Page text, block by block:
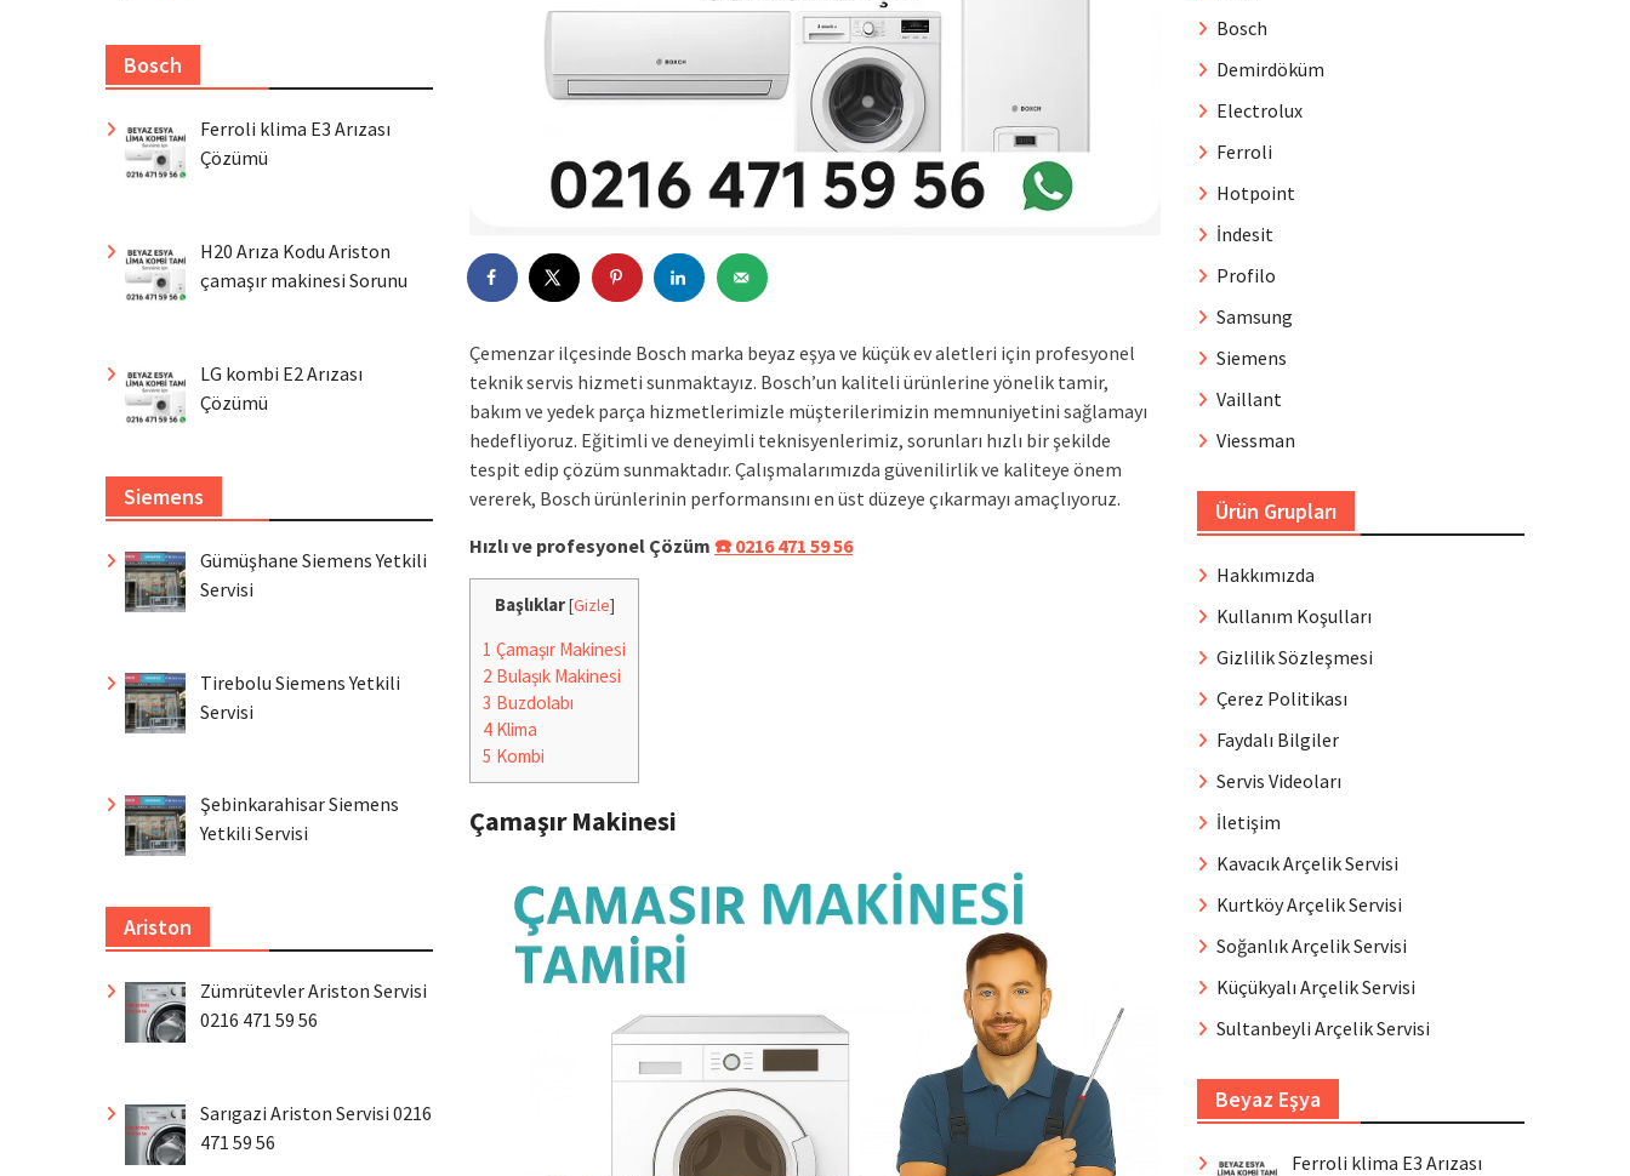
Çemenzar ilçesinde Bosch marka beyaz eşya ve küçük ev aletleri için profesyonel
teknik servis hizmeti sunmaktayız. Bosch’un kaliteli ürünlerine yönelik tamir,
bakım ve yedek parça hizmetlerimizle müşterilerimizin memnuniyetini sağlamayı
hedefliyoruz. Eğitimli ve deneyimli teknisyenlerimiz, sorunları hızlı bir şekilde
tespit edip çözüm sunmaktadır. Çalışmalarımızda güvenilirlik ve kaliteye önem
vererek, Bosch ürünlerinin performansını en üst düzeye çıkarmayı amaçlıyoruz.
Hızlı ve profesyonel Çözüm ☎️ 0216 471 59 56
Başlıklar [Gizle]
1 Çamaşır Makinesi
2 Bulaşık Makinesi
3 Buzdolabı
4 Klima
5 Kombi
Çamaşır Makinesi
Bosch
Demirdöküm
Electrolux
Ferroli
Hotpoint
İndesit
Profilo
Samsung
Siemens
Vaillant
Viessman
Ürün Grupları
Hakkımızda
Kullanım Koşulları
Gizlilik Sözleşmesi
Çerez Politikası
Faydalı Bilgiler
Servis Videoları
İletişim
Kavacık Arçelik Servisi
Kurtköy Arçelik Servisi
Soğanlık Arçelik Servisi
Küçükyalı Arçelik Servisi
Sultanbeyli Arçelik Servisi
Beyaz Eşya
Ferroli klima E3 Arızası
Bosch
Ferroli klima E3 Arızası
Çözümü
H20 Arıza Kodu Ariston
çamaşır makinesi Sorunu
LG kombi E2 Arızası
Çözümü
Siemens
Gümüşhane Siemens Yetkili
Servisi
Tirebolu Siemens Yetkili
Servisi
Şebinkarahisar Siemens
Yetkili Servisi
Ariston
Zümrütevler Ariston Servisi
0216 471 59 56
Sarıgazi Ariston Servisi 0216
471 59 56